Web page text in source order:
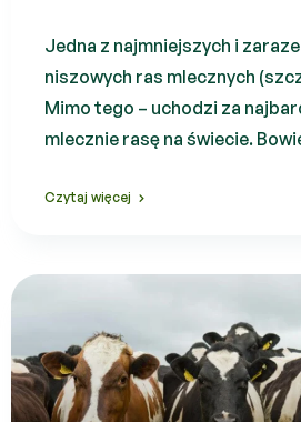
Jedna z najmniejszych i
niszowych ras mlecznych
Mimo tego – uchodzi za
mlecznie rasę na świecie.
Czytaj więcej